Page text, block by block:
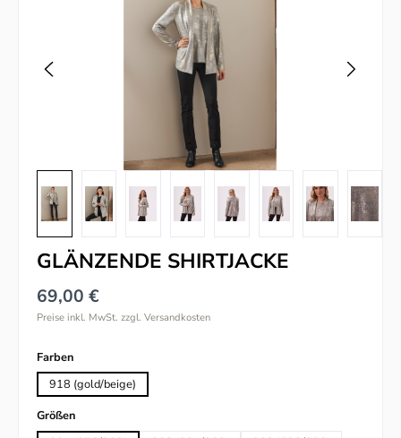
GLÄNZENDE SHIRTJACKE
69,00 €
Preise inkl. MwSt. zzgl. Versandkosten
Farbenauswählen
918 (gold/beige)
Größenauswählen